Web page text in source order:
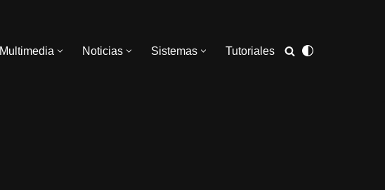
Multimedia Noticias Sistemas Tutoriales